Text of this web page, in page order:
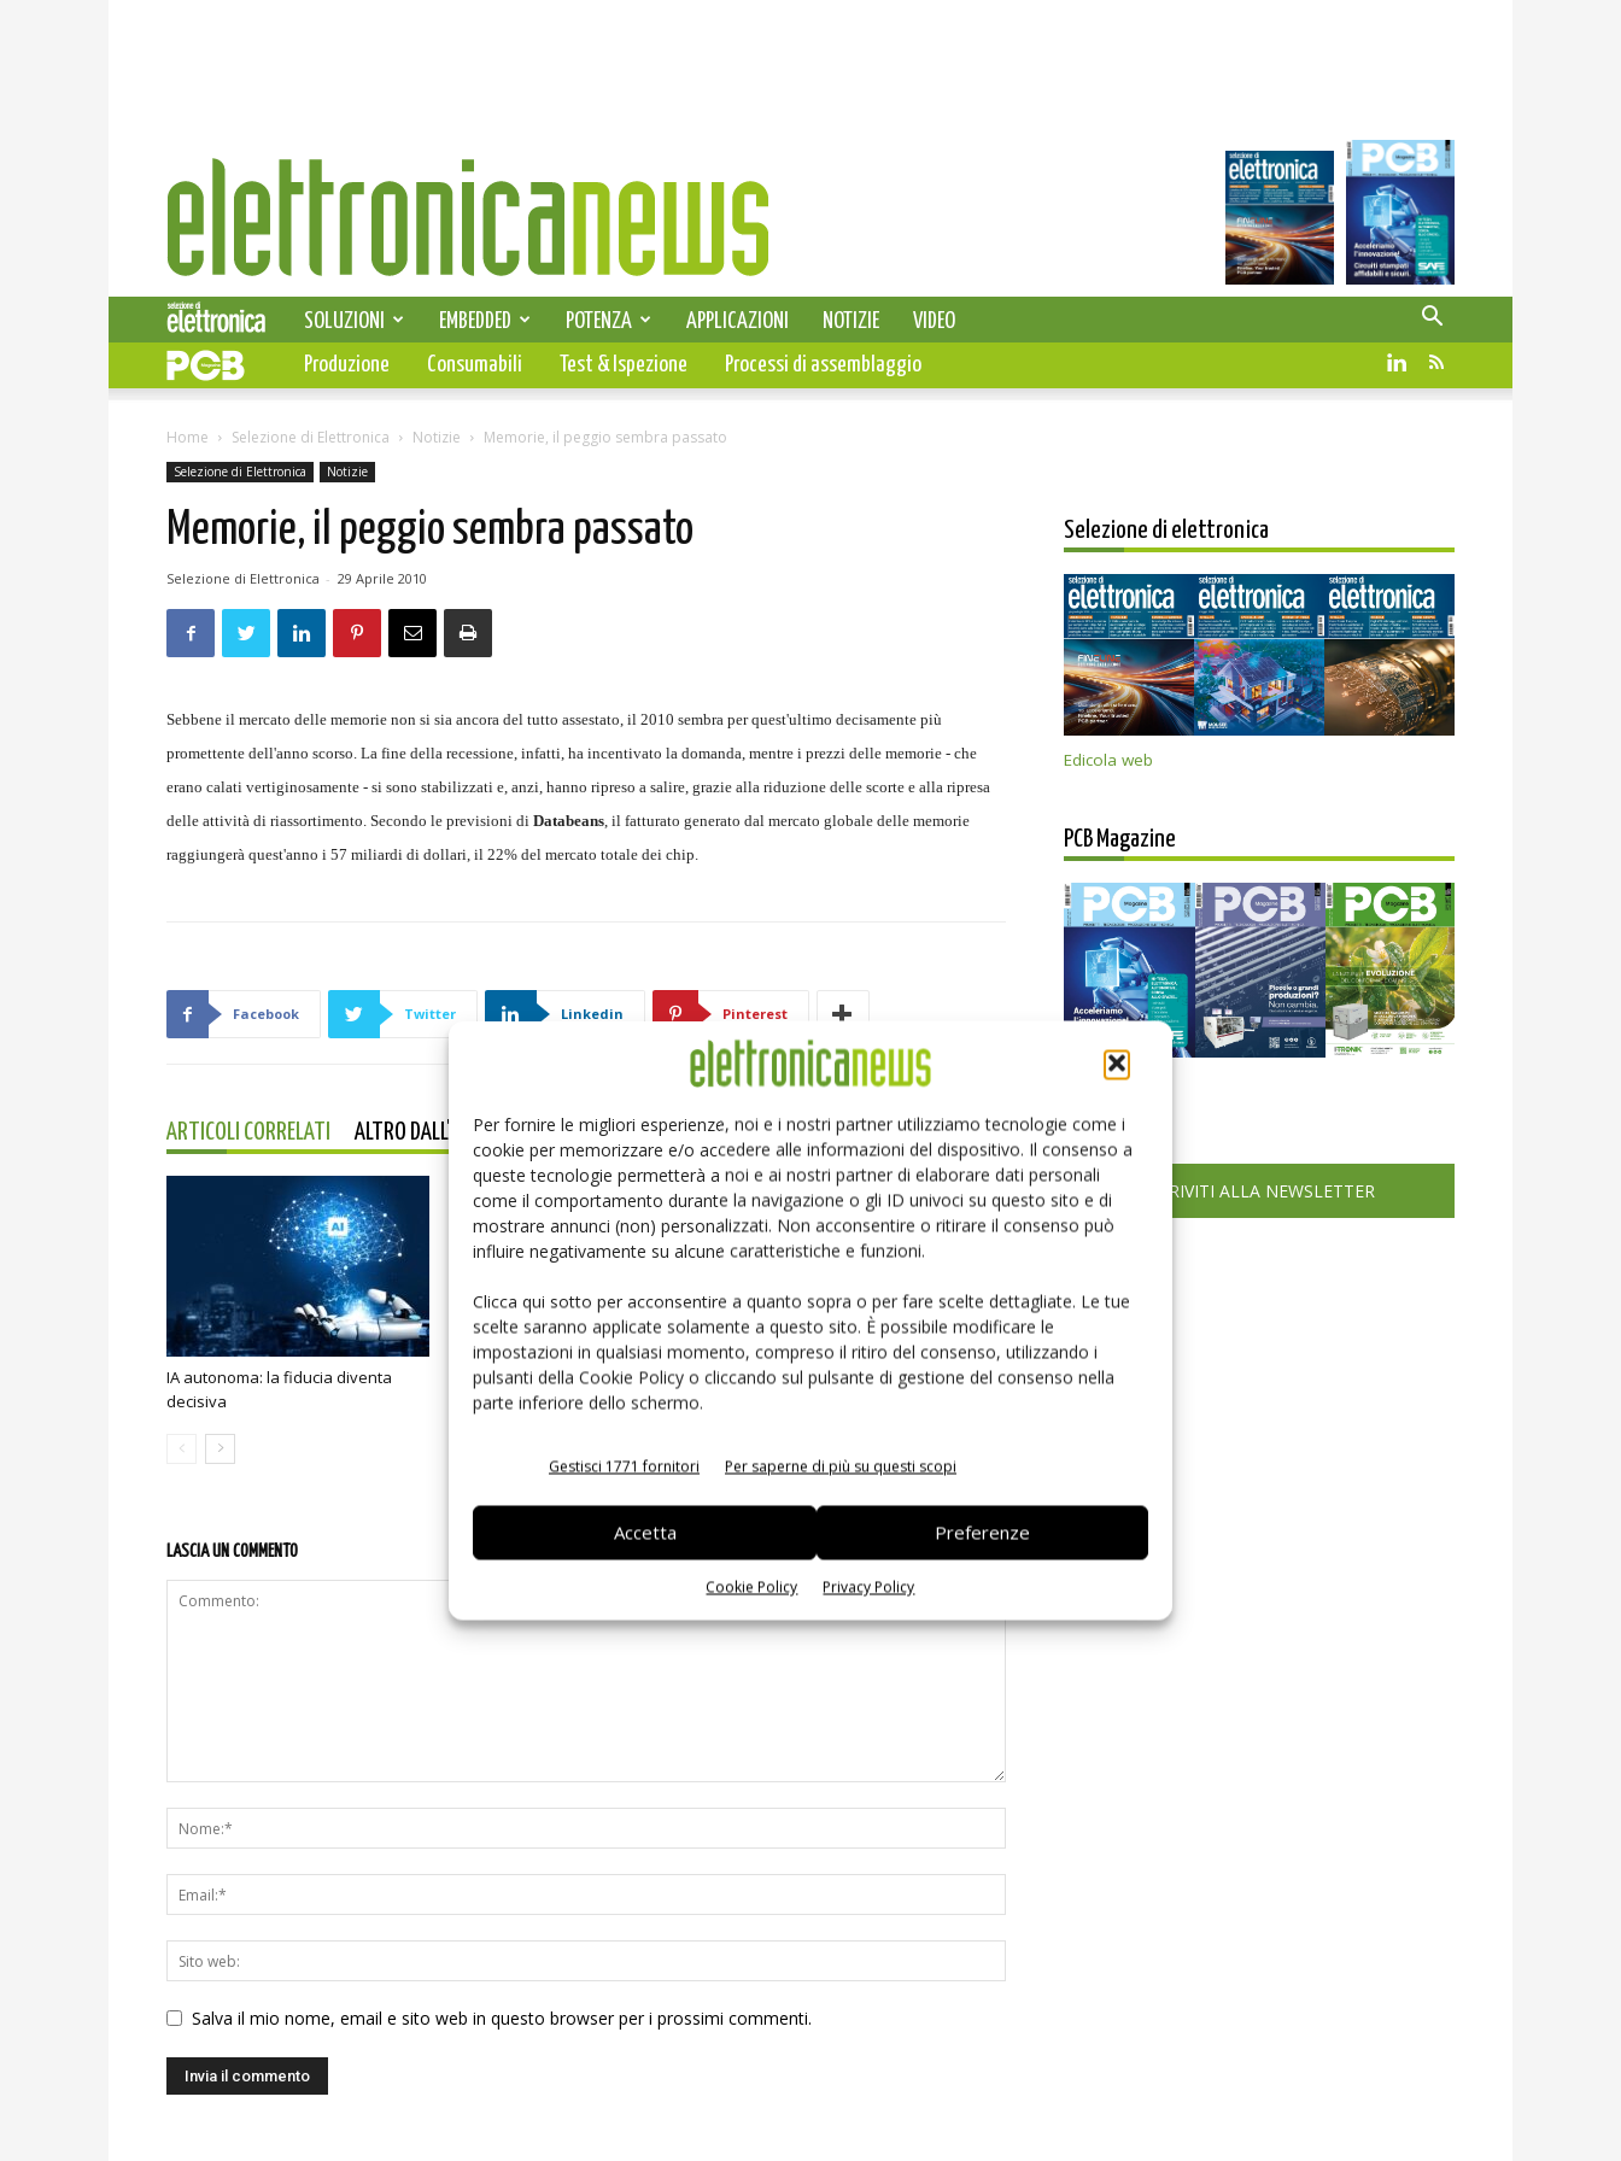
Per fornire le migliori esperienze, noi e i nostri partner utilizziamo tecnologie come i
cookie per memorizzare e/o accedere alle informazioni del dispositivo. Il consenso a
queste tecnologie permetterà a noi e ai nostri partner di elaborare dati personali
come il comportamento durante la navigazione o gli ID univoci su questo sito e di
mostrare annunci (non) personalizzati. Non acconsentire o ritirare il consenso può
influire negativamente su alcune caratteristiche e funzioni.
Clicca qui sotto per acconsentire a quanto sopra o per fare scelte dettagliate. Le tue
scelte saranno applicate solamente a questo sito. È possibile modificare le
impostazioni in qualsiasi momento, compreso il ritiro del consenso, utilizzando i
pulsanti della Cookie Policy o cliccando sul pulsante di gestione del consenso nella
parte inferiore dello schermo.
Gestisci 1771 fornitori Per saperne di più su questi scopi
Accetta Preferenze
Cookie Policy Privacy Policy
Elettronica
News
SELEZIONE DI ELETTRONICA
SOLUZIONI EMBEDDED POTENZA APPLICAZIONI NOTIZIE
VIDEO
PCB
Produzione Consumabili Test & Ispezione Processi di assemblaggio
Home Selezione di Elettronica Notizie Memorie, il peggio sembra passato
Selezione di Elettronica Notizie
Memorie, il peggio sembra passato
Selezione di Elettronica - 29 Aprile 2010
Sebbene il mercato delle memorie non si sia ancora del tutto assestato, il 2010 sembra per quest'ultimo decisamente più
promettente dell'anno scorso. La fine della recessione, infatti, ha incentivato la domanda, mentre i prezzi delle memorie - che
erano calati vertiginosamente - si sono stabilizzati e, anzi, hanno ripreso a salire, grazie alla riduzione delle scorte e alla ripresa
delle attività di riassortimento. Secondo le previsioni di Databeans, il fatturato generato dal mercato globale delle memorie
raggiungerà quest'anno i 57 miliardi di dollari, il 22% del mercato totale dei chip.
Facebook Twitter Linkedin Pinterest
ARTICOLI CORRELATI ALTRO DALL'AUTORE
IA autonoma: la fiducia diventa
decisiva
Smart home: la sfida passa da
sicurezza e interoperabilità
Siemens e NVIDIA insieme sull’IA
LASCIA UN COMMENTO
Salva il mio nome, email e sito web in questo browser per i prossimi commenti.
Selezione di elettronica
Edicola web
PCB Magazine
Edicola web
ISCRIVITI ALLA NEWSLETTER